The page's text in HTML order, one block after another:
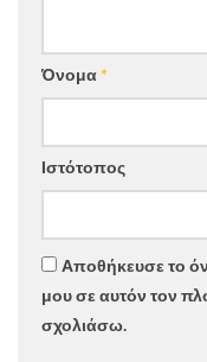
Όνομα*
Ιστότοπος
Αποθήκευσε το
μου σε αυτόν τον
σχολιάσω.